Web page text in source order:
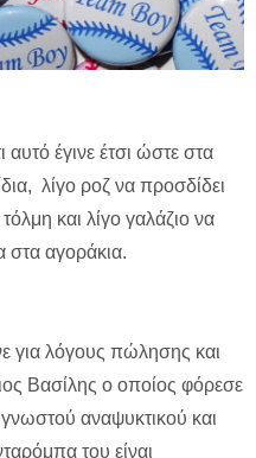
έγινε έτσι ώστε στα
λίγο ροζ να προσδίδει
και λίγο γαλάζιο να
στα αγοράκια.
για λόγους πώλησης και
Βασίλης ο οποίος φόρεσε
αναψυκτικού και
του είναι